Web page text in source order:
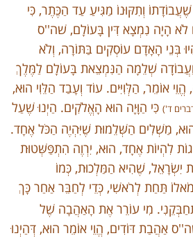
וְתִקּוּנוֹ מַגִּיעַ עַד הַכֶּתֶר, כִּי
לֹא הָיָה נִמְצָא דִּין בָּעוֹלָם, שׁה''ס
בְּנֵי הָאָדָם עוֹסְקִים בַּתּוֹרָה, וְלֹא
וַעֲבוֹדָה שְׁלֵמָה הַנִּמְצֵאת בָּעוֹלָם לַמֶּלֶךְ
אוֹמֵר, הַלְּוִיִּים. עוֹד וְעָבַד הַלֵּוִי הוּא,
ד') כִּי הַוָּיָה הוּא הָאֱלֹקִים. הַיְנוּ שֶׁעַל
מַשְׁלִים הַשְּׁלֵמוּת שֶׁיִּהְיֶה הַכֹּל אֶחָד.
לִהְיוֹת אֶחָד, הוּא, יִרְוֶה הִתְפַּשְּׁטוּת
שֶׁהִיא הַמַּלְכוּת, כְּמוֹ
תַּחַת לְרֹאשִׁי, כְּדֵי לְחַבֵּר אַחַר כָּךְ
תְּחַבְּקֵנִי. מִי עוֹרֵר אֶת הָאַהֲבָה שֶׁל
אַהֲבַת דּוֹדִים, הֱוֵי אוֹמֵר הוּא, דְּהַיְנוּ